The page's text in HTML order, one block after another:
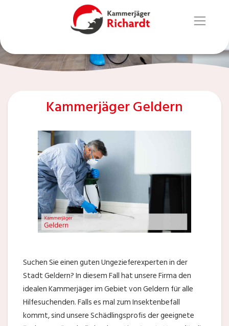
Kammerjäger Geldern
Suchen Sie einen guten Ungezieferexperten in der
Stadt Geldern? In diesem Fall hat unsere Firma den
idealen Kammerjäger im Gebiet von Geldern für alle
Hilfesuchenden. Falls es mal zum Insektenbefall
kommt, sind unsere Schädlingsprofis der geeignete